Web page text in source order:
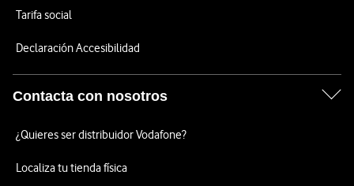
Tarifa social
Declaración Accesibilidad
Contacta con nosotros
¿Quieres ser distribuidor Vodafone?
Localiza tu tienda física